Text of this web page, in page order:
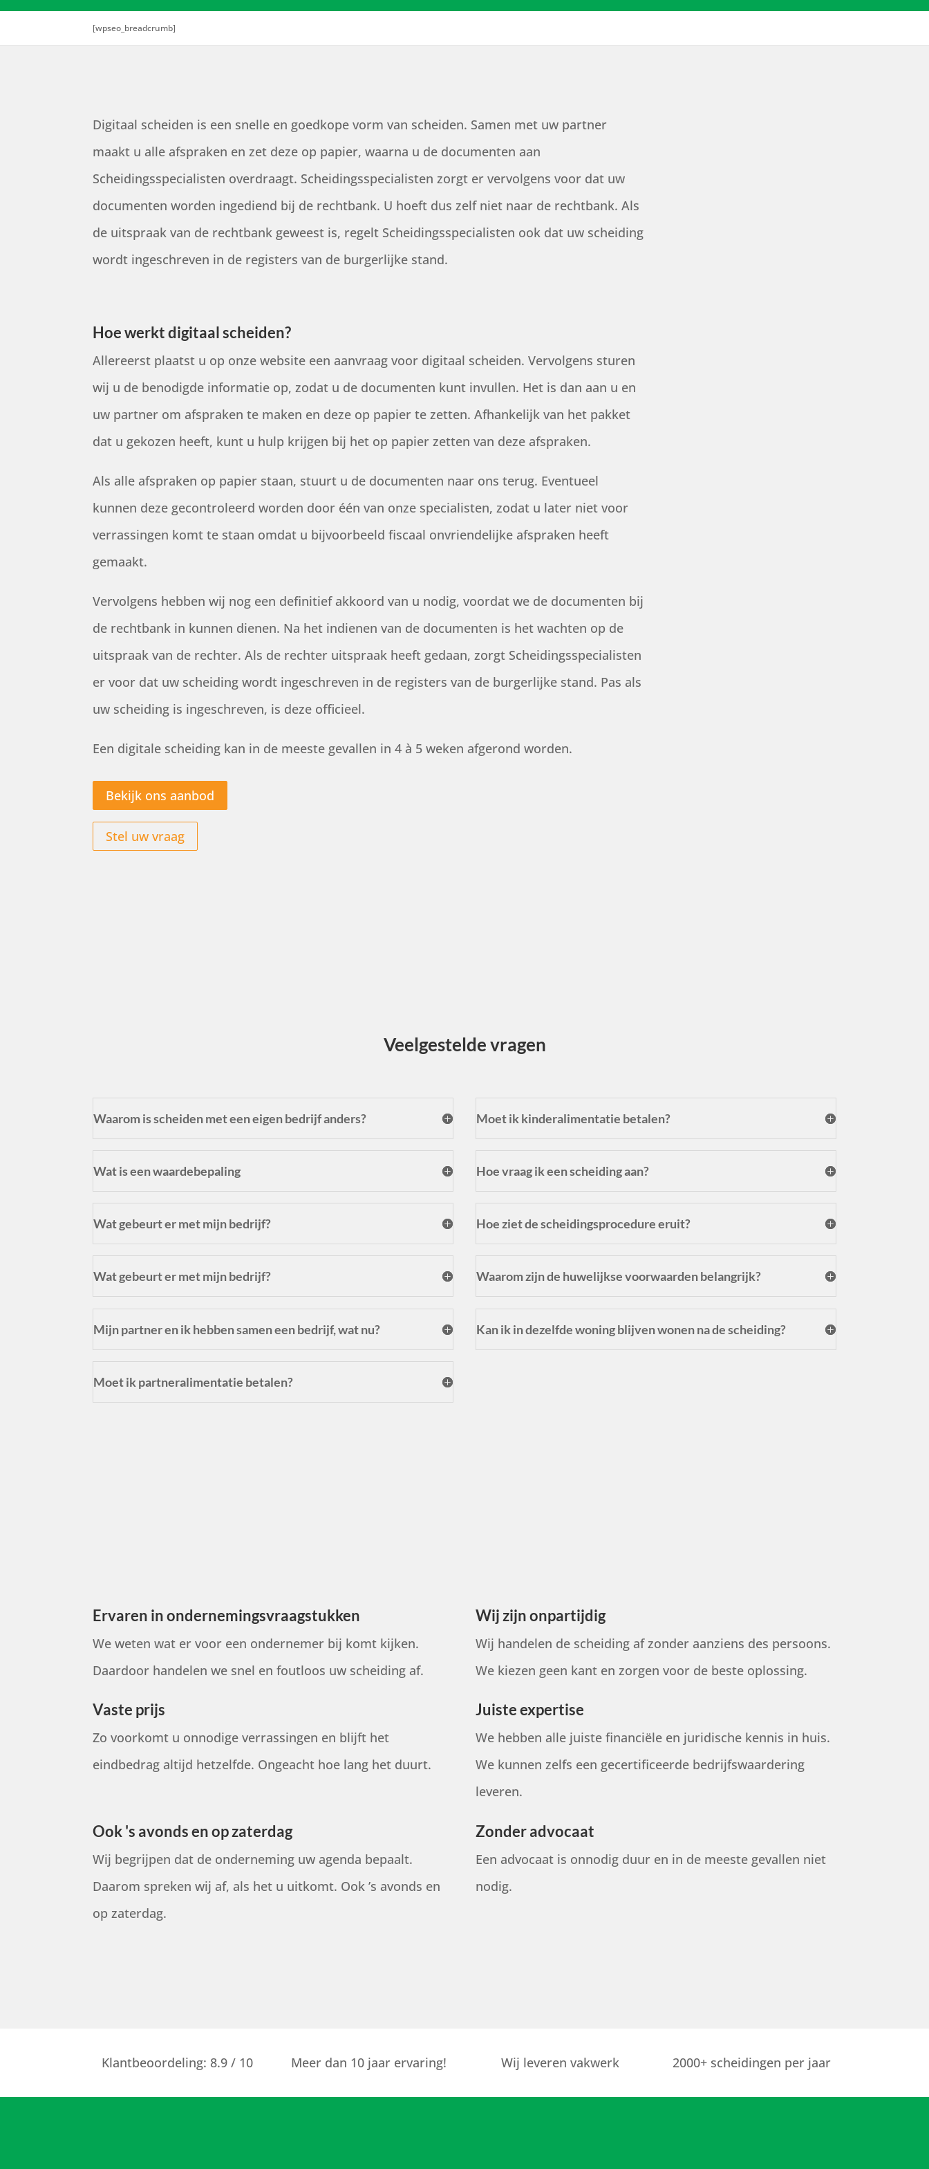
[wpseo_breadcrumb]
Digitaal scheiden is een snelle en goedkope vorm van scheiden. Samen met uw partner
maakt u alle afspraken en zet deze op papier, waarna u de documenten aan
Scheidingsspecialisten overdraagt. Scheidingsspecialisten zorgt er vervolgens voor dat uw
documenten worden ingediend bij de rechtbank. U hoeft dus zelf niet naar de rechtbank. Als
de uitspraak van de rechtbank geweest is, regelt Scheidingsspecialisten ook dat uw scheiding
wordt ingeschreven in de registers van de burgerlijke stand.
Hoe werkt digitaal scheiden?
Allereerst plaatst u op onze website een aanvraag voor digitaal scheiden. Vervolgens sturen
wij u de benodigde informatie op, zodat u de documenten kunt invullen. Het is dan aan u en
uw partner om afspraken te maken en deze op papier te zetten. Afhankelijk van het pakket
dat u gekozen heeft, kunt u hulp krijgen bij het op papier zetten van deze afspraken.
Als alle afspraken op papier staan, stuurt u de documenten naar ons terug. Eventueel
kunnen deze gecontroleerd worden door één van onze specialisten, zodat u later niet voor
verrassingen komt te staan omdat u bijvoorbeeld fiscaal onvriendelijke afspraken heeft
gemaakt.
Vervolgens hebben wij nog een definitief akkoord van u nodig, voordat we de documenten bij
de rechtbank in kunnen dienen. Na het indienen van de documenten is het wachten op de
uitspraak van de rechter. Als de rechter uitspraak heeft gedaan, zorgt Scheidingsspecialisten
er voor dat uw scheiding wordt ingeschreven in de registers van de burgerlijke stand. Pas als
uw scheiding is ingeschreven, is deze officieel.
Een digitale scheiding kan in de meeste gevallen in 4 à 5 weken afgerond worden.
Bekijk ons aanbod
Stel uw vraag
Veelgestelde vragen
Waarom is scheiden met een eigen bedrijf anders?
Wat is een waardebepaling
Wat gebeurt er met mijn bedrijf?
Wat gebeurt er met mijn bedrijf?
Mijn partner en ik hebben samen een bedrijf, wat nu?
Moet ik partneralimentatie betalen?
Moet ik kinderalimentatie betalen?
Hoe vraag ik een scheiding aan?
Hoe ziet de scheidingsprocedure eruit?
Waarom zijn de huwelijkse voorwaarden belangrijk?
Kan ik in dezelfde woning blijven wonen na de scheiding?
Ervaren in ondernemingsvraagstukken
We weten wat er voor een ondernemer bij komt kijken.
Daardoor handelen we snel en foutloos uw scheiding af.
Wij zijn onpartijdig
Wij handelen de scheiding af zonder aanziens des persoons.
We kiezen geen kant en zorgen voor de beste oplossing.
Vaste prijs
Zo voorkomt u onnodige verrassingen en blijft het
eindbedrag altijd hetzelfde. Ongeacht hoe lang het duurt.
Juiste expertise
We hebben alle juiste financiële en juridische kennis in huis.
We kunnen zelfs een gecertificeerde bedrijfswaardering
leveren.
Ook 's avonds en op zaterdag
Wij begrijpen dat de onderneming uw agenda bepaalt.
Daarom spreken wij af, als het u uitkomt. Ook ’s avonds en
op zaterdag.
Zonder advocaat
Een advocaat is onnodig duur en in de meeste gevallen niet
nodig.
Klantbeoordeling: 8.9 / 10 Meer dan 10 jaar ervaring! Wij leveren vakwerk 2000+ scheidingen per jaar